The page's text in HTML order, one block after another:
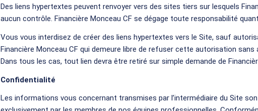
Des liens hypertextes peuvent renvoyer vers des sites tiers sur lesquels
aucun contrôle. Financière Monceau CF se dégage toute responsabilité
Vous vous interdisez de créer des liens hypertextes vers le Site, sauf
Financière Monceau CF qui demeure libre de refuser cette autorisation sans
Dans tous les cas, tout lien devra être retiré sur simple demande de
Confidentialité
Les informations vous concernant transmises par l’intermédiaire du Site